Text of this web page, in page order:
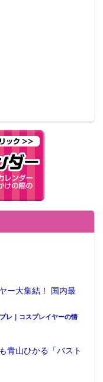
ー大集結！ 国内最
レ｜コスプレイヤーの情
青山ひかる「バスト